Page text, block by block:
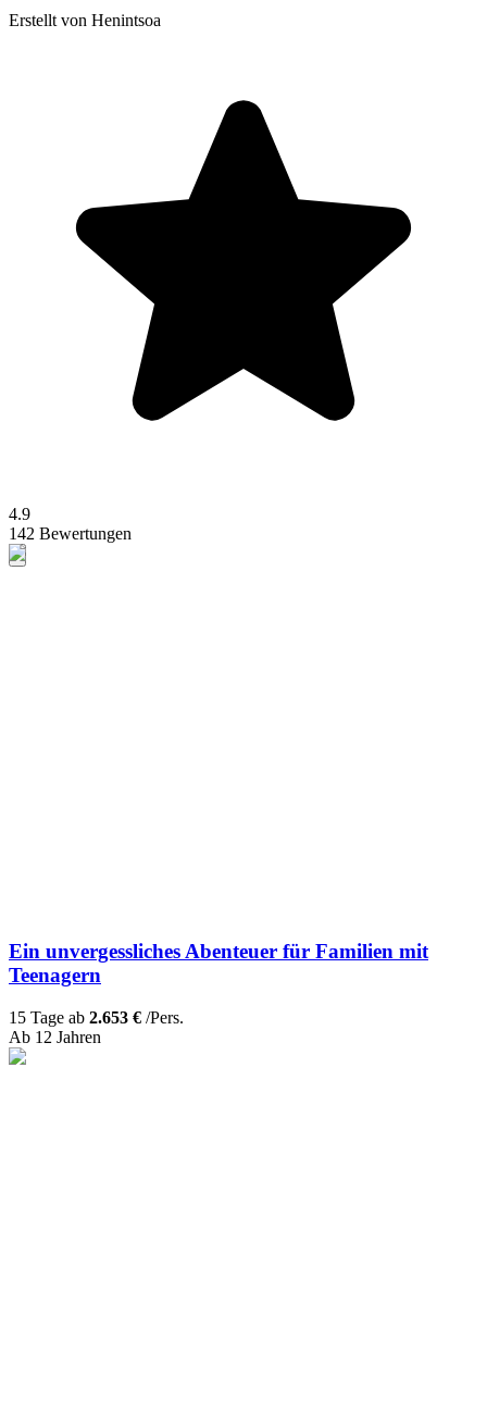
Erstellt von Henintsoa
4.9
142 Bewertungen
Ein unvergessliches Abenteuer für Familien mit
Teenagern
15 Tage ab 2.653 € /Pers.
Ab 12 Jahren